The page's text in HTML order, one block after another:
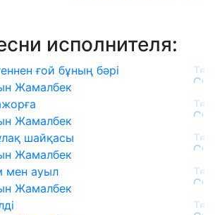
исполнителя:
ғой бұның бәрі
Жамалбек
Жамалбек
шайқасы
Жамалбек
мен ауыл
Жамалбек